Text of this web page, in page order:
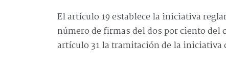
El artículo 19 establece la iniciativa
número de firmas del dos por ciento del
artículo 31 la tramitación de la iniciativa